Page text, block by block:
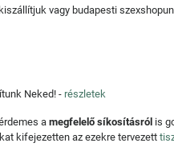
vagy budapesti
Neked! - részletek
a megfelelő síkosításról is
kifejezetten az ezekre tervezett